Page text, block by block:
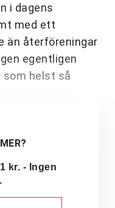
i dagens
med ett
än återföreningar
egentligen
som helst så
kr. - Ingen